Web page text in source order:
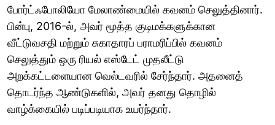
போர்ட்ஃபோலியோ மேலாண்மையில் கவனம் செலுத்தினார்.
பின்பு, 2016-ல், அவர் மூத்த குடிமக்களுக்கான
வீட்டுவசதி மற்றும் சுகாதாரப் பராமரிப்பில் கவனம்
செலுத்தும் ஒரு ரியல் எஸ்டேட் முதலீட்டு
அறக்கட்டளையான வெல்டவரில் சேர்ந்தார். அதனைத்
தொடர்ந்த ஆண்டுகளில், அவர் தனது தொழில்
வாழ்க்கையில் படிப்படியாக உயர்ந்தார்.